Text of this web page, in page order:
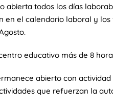
todos los días
el calendario laboral y los
educativo más de 8
abierto con
que refuerzan la